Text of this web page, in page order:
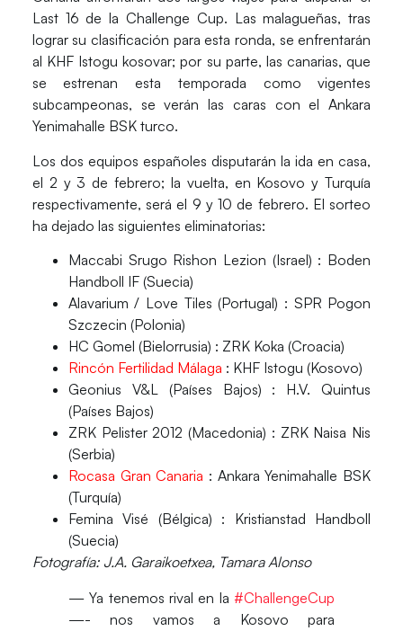
Last 16 de la Challenge Cup. Las malagueñas, tras
lograr su clasificación para esta ronda, se enfrentarán
al KHF Istogukosovar; por su parte, las canarias, que
se estrenan esta temporada como vigentes
subcampeonas, se verán las caras con elAnkara
Yenimahalle BSK turco.
Los dos equipos españoles disputarán la ida en casa,
el 2 y 3 de febrero; la vuelta, en Kosovo y Turquía
respectivamente, será el 9 y 10 de febrero. El sorteo
ha dejado las siguientes eliminatorias:
Maccabi Srugo Rishon Lezion (Israel) : Boden
Handboll IF (Suecia)
Alavarium / Love Tiles (Portugal) : SPR Pogon
Szczecin (Polonia)
HC Gomel (Bielorrusia) : ZRK Koka (Croacia)
Rincón Fertilidad Málaga : KHF Istogu (Kosovo)
Geonius V&L (Países Bajos) : H.V. Quintus
(Países Bajos)
ZRK Pelister 2012 (Macedonia) : ZRK Naisa Nis
(Serbia)
Rocasa Gran Canaria : Ankara Yenimahalle BSK
(Turquía)
Femina Visé (Bélgica) : Kristianstad Handboll
(Suecia)
Fotografía: J.A. Garaikoetxea, Tamara Alonso
— Ya tenemos rival en la#ChallengeCup
—- nos vamos a Kosovo para